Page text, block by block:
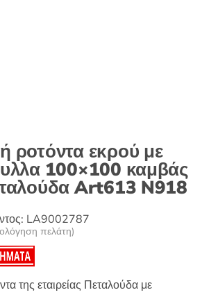
ροτόντα εκρού με
100×100 καμβάς
Art613 N918
LA9002787
πελάτη)
της εταιρείας Πεταλούδα με